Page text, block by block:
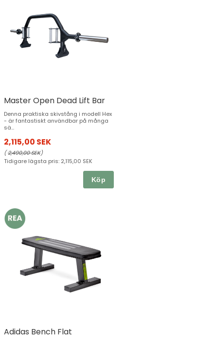
Master Open Dead Lift Bar
Denna praktiska skivstång i modell Hex
- är fantastiskt användbar på många
sä...
2,115,00 SEK
(2,490,00 SEK)
Tidigare lägsta pris: 2,115,00 SEK
Köp
Adidas Bench Flat